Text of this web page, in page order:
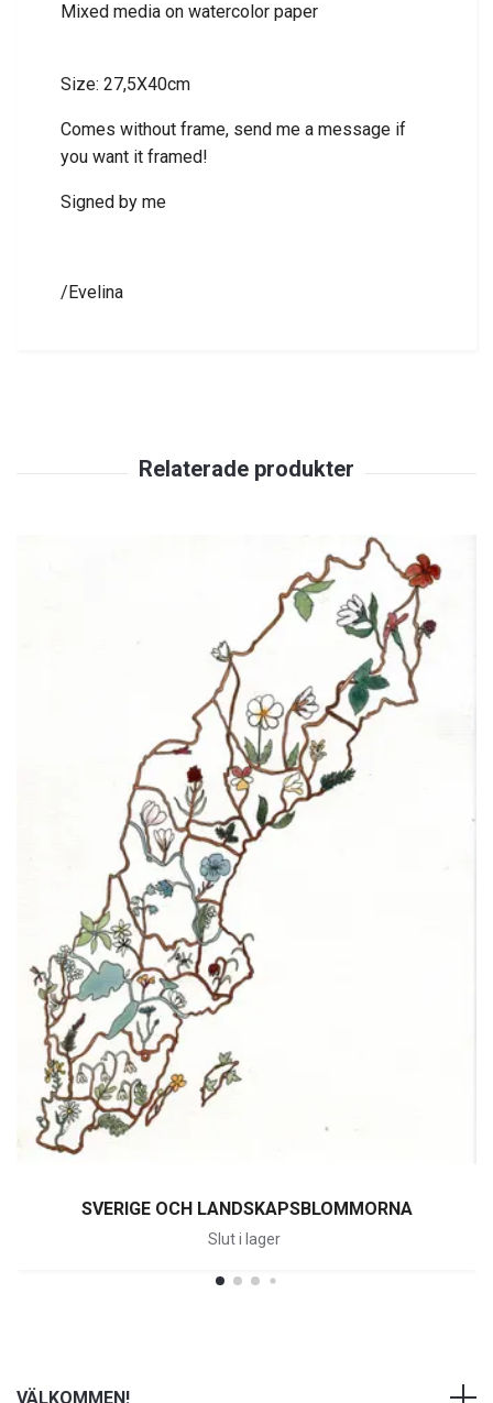
Mixed media on watercolor paper
Size: 27,5X40cm
Comes without frame, send me a message if
you want it framed!
Signed by me
/Evelina
SVERIGE OCH LANDSKAPSBLOMMORNA
Slut i lager
VÄLKOMMEN!